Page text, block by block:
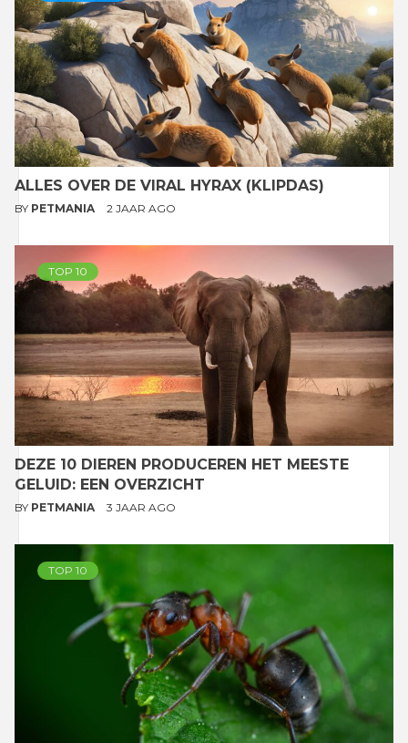
ALLES OVER DE VIRAL HYRAX (KLIPDAS)
BY PETMANIA 2 JAAR AGO
TOP 10
DEZE 10 DIEREN PRODUCEREN HET MEESTE
GELUID: EEN OVERZICHT
BY PETMANIA 3 JAAR AGO
TOP 10